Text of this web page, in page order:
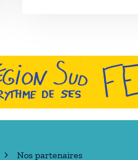
En savoir +
Nos partenaires